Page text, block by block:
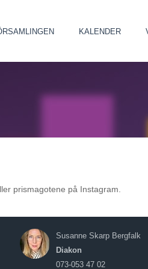
KALENDER
prismagotene på Instagram.
Susanne Skarp Bergfalk
Diakon
073-053 47 02